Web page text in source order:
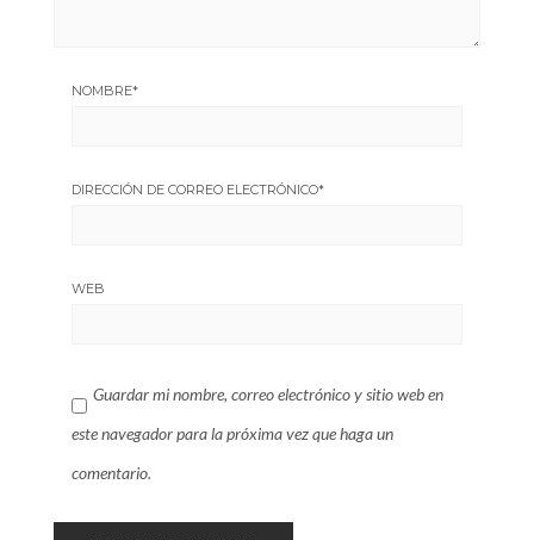
NOMBRE*
DIRECCIÓN DE CORREO ELECTRÓNICO*
WEB
Guardar mi nombre, correo electrónico y sitio web en
este navegador para la próxima vez que haga un
comentario.